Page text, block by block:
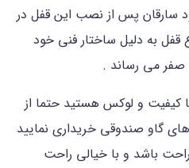
سارقان پس از نصب این قفل در
قفل به دلیل ساختار فنی خود
صفر می رساند .
کیفیت و لوکس هستید حتما از
گاو صندوقی خریداری نمایید
باشد و با خیالی راحت